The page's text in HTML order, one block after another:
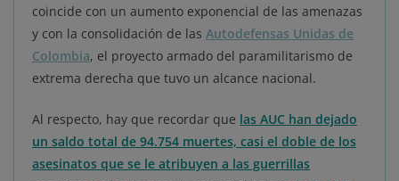
coincide con un aumento exponencial de las amenazas
y con la consolidación de las Autodefensas Unidas de
Colombia, el proyecto armado del paramilitarismo de
extrema derecha que tuvo un alcance nacional.
Al respecto, hay que recordar que las AUC han dejado
un saldo total de 94.754 muertes, casi el doble de los
asesinatos que se le atribuyen a las guerrillas